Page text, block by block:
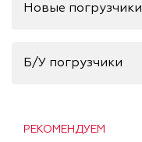
Новые погрузчики
Б/У погрузчики
РЕКОМЕНДУЕМ